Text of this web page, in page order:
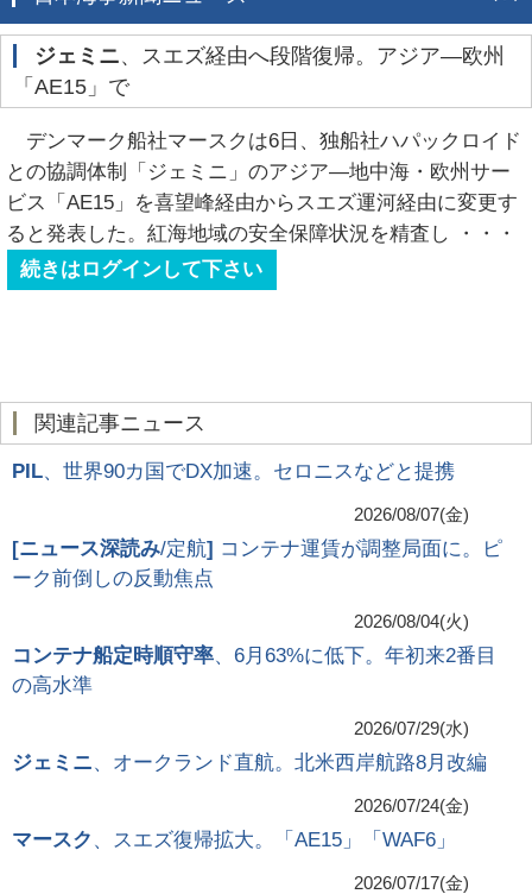
ジェミニ、スエズ経由へ段階復帰。アジア―欧州
「AE15」で
デンマーク船社マースクは6日、独船社ハパックロイド
との協調体制「ジェミニ」のアジア―地中海・欧州サー
ビス「AE15」を喜望峰経由からスエズ運河経由に変更す
ると発表した。紅海地域の安全保障状況を精査し
・・・
続きはログインして下さい
関連記事ニュース
PIL、世界90カ国でDX加速。セロニスなどと提携
2026/08/07(金)
[ニュース深読み/定航] コンテナ運賃が調整局面に。ピ
ーク前倒しの反動焦点
2026/08/04(火)
コンテナ船定時順守率、6月63%に低下。年初来2番目
の高水準
2026/07/29(水)
ジェミニ、オークランド直航。北米西岸航路8月改編
2026/07/24(金)
マースク 、スエズ復帰拡大。「AE15」「WAF6」
2026/07/17(金)